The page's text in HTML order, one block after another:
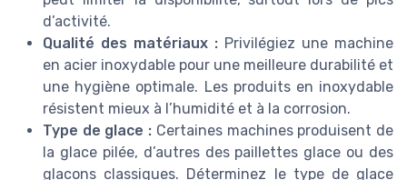
d’activité.
Qualité des matériaux : Privilégiez une machine
en acier inoxydable pour une meilleure durabilité et
une hygiène optimale. Les produits en inoxydable
résistent mieux à l’humidité et à la corrosion.
Type de glace : Certaines machines produisent de
la glace pilée, d’autres des paillettes glace ou des
glacons classiques. Déterminez le type de glace